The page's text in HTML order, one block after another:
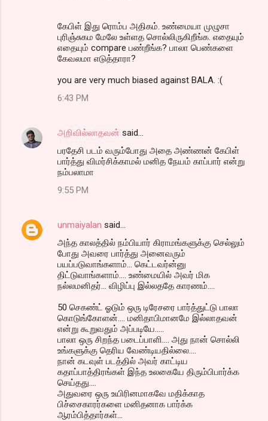
கேபிள் இது ரொம்ப அதிகம். உண்மையா முழுசா
புரிஞ்சுகம மேலே உள்ளத சொல்லிருகிறீங்க. எதையும்
எதையும் compare பண்றீங்க? பாலா பெண்களை
கேவலமா எடுத்தாரா?
you are very much biased against BALA. :(
6:43 PM
அறிவில்லாதவன் said…
பரதேசி படம் வரும்போது அதை அண்ணன் கேபிள்
பார்த்து விமர்சிக்காமல் மனித நேயம் காப்பார் என்று
நம்பலாமா
9:55 PM
unmaiyalan said…
அந்த காலத்தில் நம்பியார் கிராமங்களுக்கு செல்லும்
போது அவரை பார்த்து அனைவரும்
பயப்படுவாங்களாம்... கெட்டவர்ன்னு
திட்டுவாங்களாம்.... உண்மையில் அவர் மிக
நல்லமனிதர்... விழிப்பு இல்லததே காரணம்....
50 செகண்ட் ஓடும் ஒரு டிரேசரை பார்த்துட்டு பாலா
கொடுங்கோளன்.... மனிதாபிமானமே இல்லாதவன்
என்று கூறுவதும் அப்படியே.....
பாலா ஒரு சிறந்த படைப்பாளி.... அது நான் சொல்லி
உங்களுக்கு தெரிய வேண்டியதில்லை....
நான் கடவுள் படத்தில் அவர் காட்டிய
கதாப்பாத்திரங்கள் இந்த உலகையே திரும்பிபார்க்க
செய்தது....
அதுவரை ஒரு உயிரினமாகவே மதிக்காத
பிச்சைகாரர்களை மனிதனாக பார்க்க
ஆரம்பித்தார்கள்...